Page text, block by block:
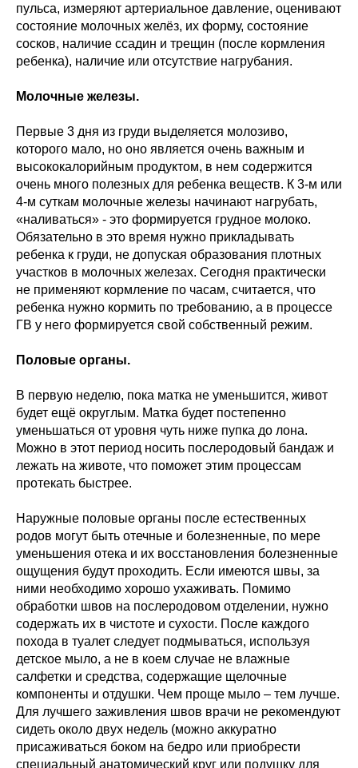
пульса, измеряют артериальное давление, оценивают
состояние молочных желёз, их форму, состояние
сосков, наличие ссадин и трещин (после кормления
ребенка), наличие или отсутствие нагрубания.
Молочные железы.
Первые 3 дня из груди выделяется молозиво,
которого мало, но оно является очень важным и
высококалорийным продуктом, в нем содержится
очень много полезных для ребенка веществ. К 3-м или
4-м суткам молочные железы начинают нагрубать,
«наливаться» - это формируется грудное молоко.
Обязательно в это время нужно прикладывать
ребенка к груди, не допуская образования плотных
участков в молочных железах. Сегодня практически
не применяют кормление по часам, считается, что
ребенка нужно кормить по требованию, а в процессе
ГВ у него формируется свой собственный режим.
Половые органы.
В первую неделю, пока матка не уменьшится, живот
будет ещё округлым. Матка будет постепенно
уменьшаться от уровня чуть ниже пупка до лона.
Можно в этот период носить послеродовый бандаж и
лежать на животе, что поможет этим процессам
протекать быстрее.
Наружные половые органы после естественных
родов могут быть отечные и болезненные, по мере
уменьшения отека и их восстановления болезненные
ощущения будут проходить. Если имеются швы, за
ними необходимо хорошо ухаживать. Помимо
обработки швов на послеродовом отделении, нужно
содержать их в чистоте и сухости. После каждого
похода в туалет следует подмываться, используя
детское мыло, а не в коем случае не влажные
салфетки и средства, содержащие щелочные
компоненты и отдушки. Чем проще мыло – тем лучше.
Для лучшего заживления швов врачи не рекомендуют
сидеть около двух недель (можно аккуратно
присаживаться боком на бедро или приобрести
специальный анатомический круг или подушку для